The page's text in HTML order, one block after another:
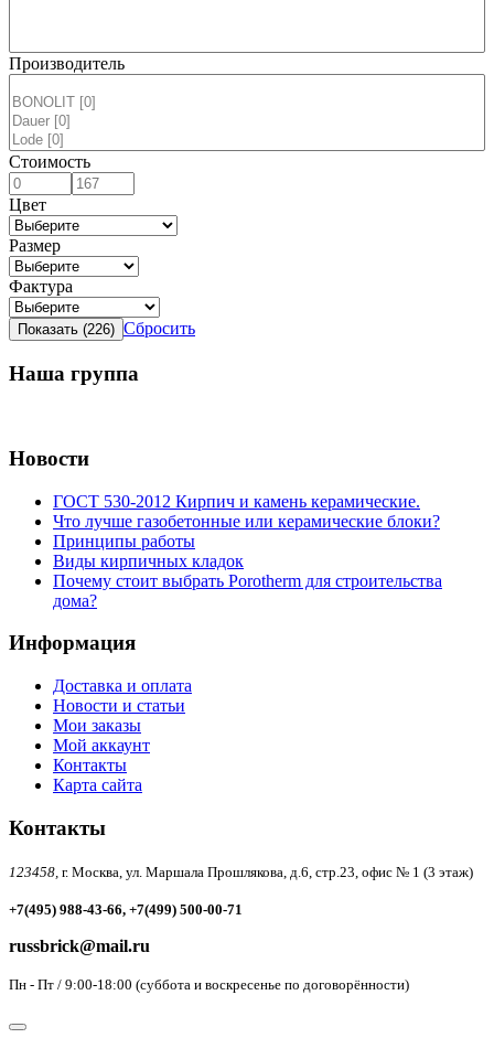
Производитель
Стоимость
Цвет
Размер
Фактура
Сбросить
Наша группа
Новости
ГОСТ 530-2012 Кирпич и камень керамические.
Что лучше газобетонные или керамические блоки?
Принципы работы
Виды кирпичных кладок
Почему стоит выбрать Porotherm для строительства
дома?
Информация
Доставка и оплата
Новости и статьи
Мои заказы
Мой аккаунт
Контакты
Карта сайта
Контакты
123458, г. Москва, ул. Маршала Прошлякова, д.6, стр.23, офис № 1 (3 этаж)
+7(495) 988-43-66, +7(499) 500-00-71
russbrick@mail.ru
Пн - Пт / 9:00-18:00 (суббота и воскресенье по договорённости)